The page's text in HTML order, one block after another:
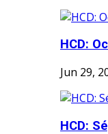
HCD:
Jun 29,
HCD: